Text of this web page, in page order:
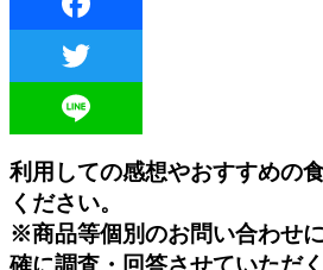
利用しての感想やおすすめの
ください。
※商品等個別のお問い合わせ
確に調査・回答させていただく